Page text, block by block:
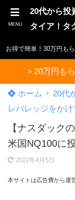
MENU
20代から投
タイア！タ
お得で簡単！30万円も
＞20万円も
ホーム
20代
レバレッジをか
【ナスダック
米国NQ100に
2022年4月5日
本サイトは広告費から運